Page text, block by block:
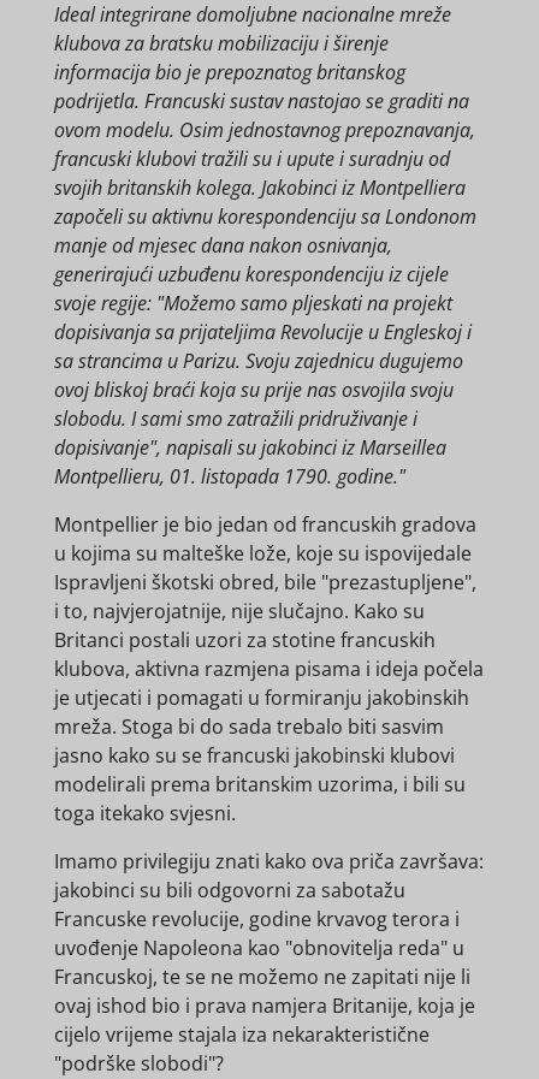
Ideal integrirane domoljubne nacionalne mreže
klubova za bratsku mobilizaciju i širenje
informacija bio je prepoznatog britanskog
podrijetla. Francuski sustav nastojao se graditi na
ovom modelu. Osim jednostavnog prepoznavanja,
francuski klubovi tražili su i upute i suradnju od
svojih britanskih kolega. Jakobinci iz Montpelliera
započeli su aktivnu korespondenciju sa Londonom
manje od mjesec dana nakon osnivanja,
generirajući uzbuđenu korespondenciju iz cijele
svoje regije: "Možemo samo pljeskati na projekt
dopisivanja sa prijateljima Revolucije u Engleskoj i
sa strancima u Parizu. Svoju zajednicu dugujemo
ovoj bliskoj braći koja su prije nas osvojila svoju
slobodu. I sami smo zatražili pridruživanje i
dopisivanje", napisali su jakobinci iz Marseillea
Montpellieru, 01. listopada 1790. godine."
Montpellier je bio jedan od francuskih gradova
u kojima su malteške lože, koje su ispovijedale
Ispravljeni škotski obred, bile "prezastupljene",
i to, najvjerojatnije, nije slučajno. Kako su
Britanci postali uzori za stotine francuskih
klubova, aktivna razmjena pisama i ideja počela
je utjecati i pomagati u formiranju jakobinskih
mreža. Stoga bi do sada trebalo biti sasvim
jasno kako su se francuski jakobinski klubovi
modelirali prema britanskim uzorima, i bili su
toga itekako svjesni.
Imamo privilegiju znati kako ova priča završava:
jakobinci su bili odgovorni za sabotažu
Francuske revolucije, godine krvavog terora i
uvođenje Napoleona kao "obnovitelja reda" u
Francuskoj, te se ne možemo ne zapitati nije li
ovaj ishod bio i prava namjera Britanije, koja je
cijelo vrijeme stajala iza nekarakteristične
"podrške slobodi"?